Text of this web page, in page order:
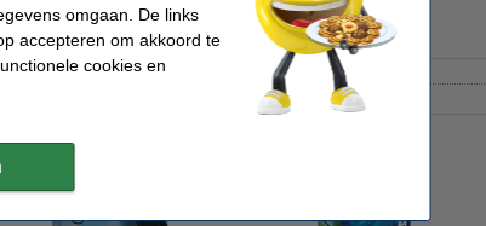
omgaan. De links
accepteren om akkoord te
cookies en